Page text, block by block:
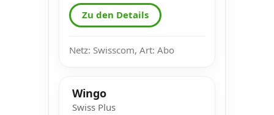
Zu den Details
Netz: Swisscom, Art: Abo
Wingo
Swiss Plus